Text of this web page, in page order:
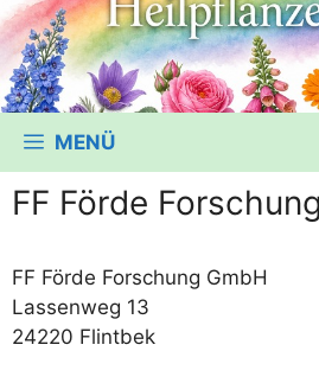
MENÜ
FF Förde
FF För­de For­schung GmbH
Las­sen­weg 13
24220 Flintbek